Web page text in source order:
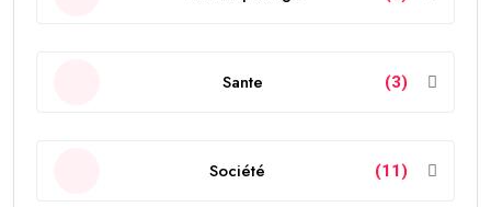
Sante (3)
Société (11)